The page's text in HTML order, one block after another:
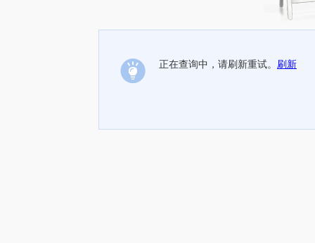
正在查询中，请刷新重试。 刷新